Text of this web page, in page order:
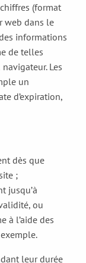
(format
web dans le
informations
de telles
Les
un
d’expiration,
dès que
;
jusqu’à
ou
à l’aide des
leur durée